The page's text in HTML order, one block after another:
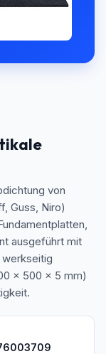
von
Guss, Niro)
ausgeführt mit
x 500 x 5 mm)